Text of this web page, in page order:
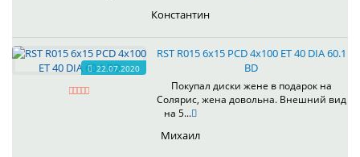
Константин
22.07.2020
RST R015 6x15 PCD 4x100 ET 40 DIA 60.1
BD
Покупал диски жене в подарок на
Солярис, жена довольна. Внешний вид
на 5...
Михаил